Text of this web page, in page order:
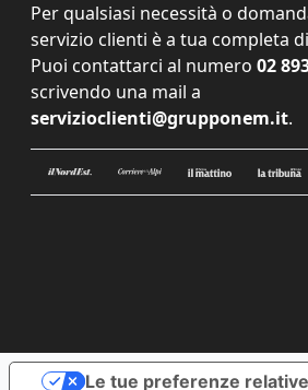
Per qualsiasi necessità o
servizio clienti è a tua completa
Puoi contattarci al numero 02
scrivendo una mail a
servizioclienti@grupponem.it.
Le tue preferenze